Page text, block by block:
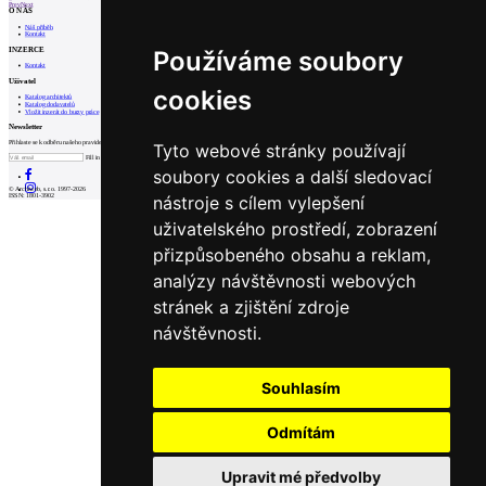
Používáme soubory
cookies
Tyto webové stránky používají
soubory cookies a další sledovací
nástroje s cílem vylepšení
uživatelského prostředí, zobrazení
přizpůsobeného obsahu a reklam,
analýzy návštěvnosti webových
stránek a zjištění zdroje
návštěvnosti.
Souhlasím
Odmítám
Upravit mé předvolby
PrevNext
O NÁS
Náš příběh
Kontakt
INZERCE
Kontakt
Uživatel
Katalog architektů
Katalog dodavatelů
Vložit inzerát do burzy práce
Newsletter
Přihlaste se k odběru našeho pravidelného týdenního newsletteru:
Fill in „nospam“
© Archiweb, s.r.o. 1997-2026
ISSN: 1801-3902